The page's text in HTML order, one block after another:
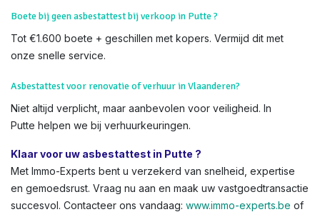
Ja, combineer voor een compleet pakket
. Bij ons vanaf €159
Kan ik een asbestattest online aanvragen in Vlaanderen?
Absoluut – via
onze shop . Volledig digitaal, met OVAM
Boete bij geen asbestattest bij verkoop in Putte ?
Tot €1.600 boete + geschillen met kopers. Vermijd dit met
onze snelle service.
Asbestattest voor renovatie of verhuur in Vlaanderen?